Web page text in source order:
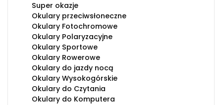
Super okazje
Okulary przeciwsłoneczne
Okulary Fotochromowe
Okulary Polaryzacyjne
Okulary Sportowe
Okulary Rowerowe
Okulary do jazdy nocą
Okulary Wysokogórskie
Okulary do Czytania
Okulary do Komputera